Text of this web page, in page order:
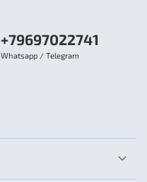
+79697022741
Whatsapp / Telegram